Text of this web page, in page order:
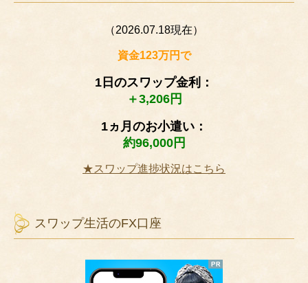
（2026.07.18現在）
資金123万円で
1日のスワップ金利：
＋3,206円
1ヵ月のお小遣い：
約96,000円
★スワップ進捗状況はこちら
スワップ生活のFX口座